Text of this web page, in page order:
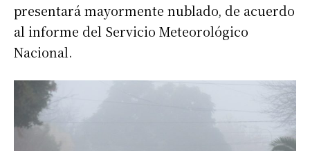
presentará mayormente nublado, de acuerdo
al informe del Servicio Meteorológico
Nacional.